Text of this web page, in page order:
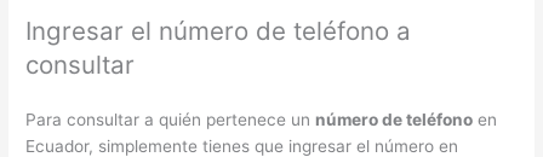
Ingresar el número de teléfono a
consultar
Para consultar a quién pertenece un número de teléfono en
Ecuador, simplemente tienes que ingresar el número en